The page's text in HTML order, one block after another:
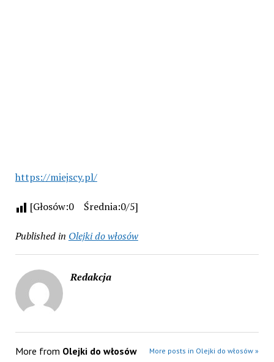
https://miejscy.pl/
[Głosów:0 Średnia:0/5]
Published in Olejki do włosów
Redakcja
More from Olejki do włosów More posts in Olejki do włosów »